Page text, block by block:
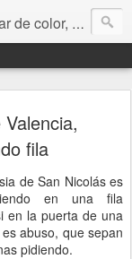
RRHH, formación. De Historia reciente, de educación y de temas sociales.
fila
de San Nicolás es
en una fila
en la puerta de una
abuso, que sepan
pidiendo.